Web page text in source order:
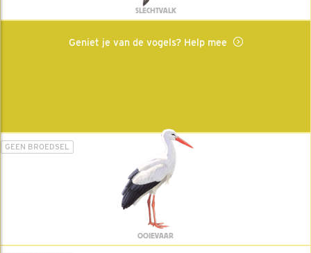
SLECHTVALK
Geniet je van de vogels? Help mee
GEEN BROEDSEL
OOIEVAAR